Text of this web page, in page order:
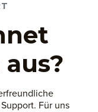
Für uns